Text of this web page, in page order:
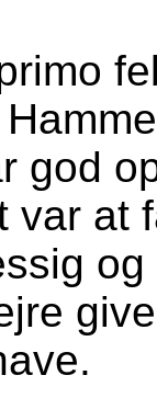
god
var at